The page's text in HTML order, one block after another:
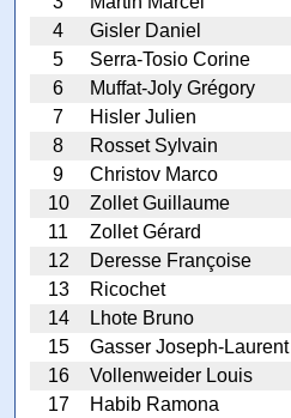
4
Gisler Daniel
5
Serra-Tosio Corine
6
Muffat-Joly Grégory
7
Hisler Julien
8
Rosset Sylvain
9
Christov Marco
10
Zollet Guillaume
11
Zollet Gérard
12
Deresse Françoise
13
Ricochet
14
Lhote Bruno
15
Gasser Joseph-Laurent
16
Vollenweider Louis
17
Habib Ramona